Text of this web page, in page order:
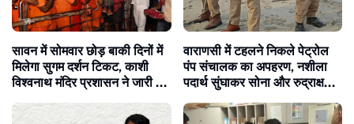
सावन में सोमवार छोड़ बाकी दिनों में
मिलेगा सुगम दर्शन टिकट, काशी
विश्वनाथ मंदिर प्रशासन ने जारी की
वाराणसी में टहलने निकले पेट्रोल
पंप संचालक का अपहरण, नशीला
पदार्थ सुंघाकर सोना और रुद्राक्ष